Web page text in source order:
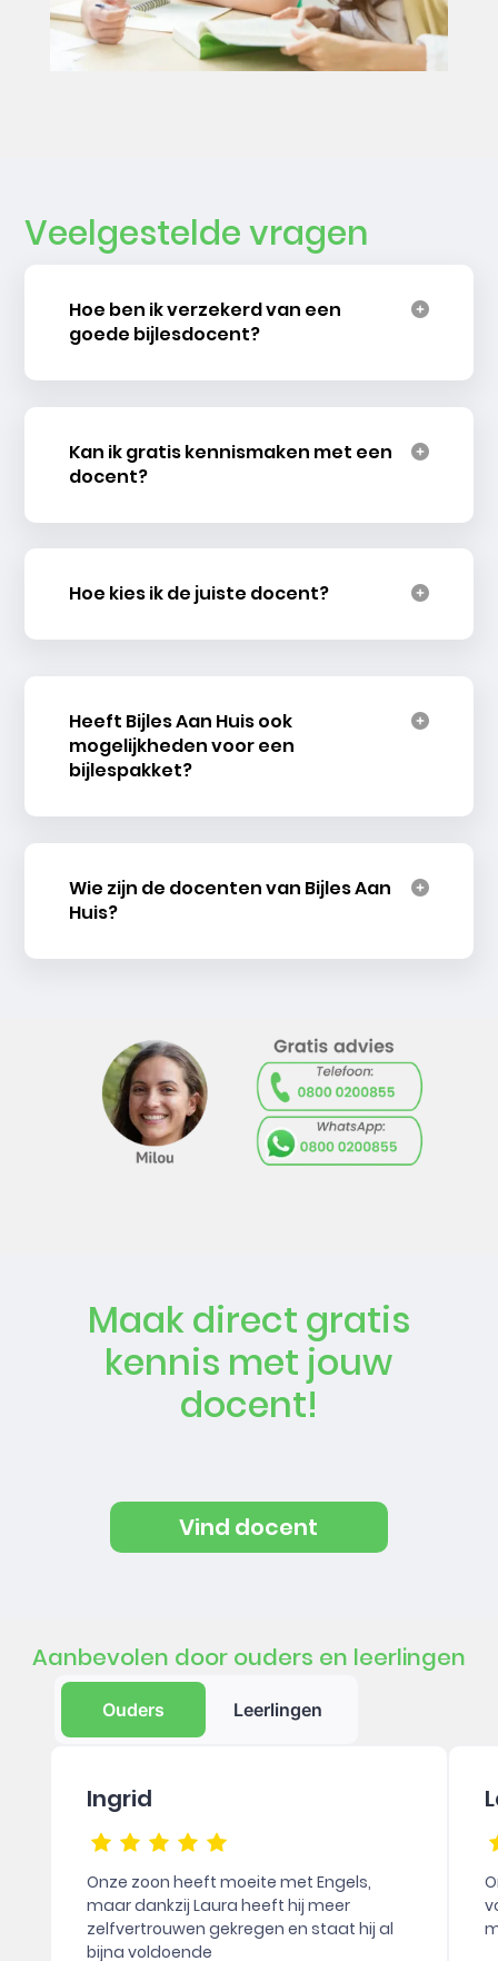
Veelgestelde vragen
Hoe ben ik verzekerd van een
goede bijlesdocent?
Kan ik gratis kennismaken met een
docent?
Hoe kies ik de juiste docent?
Heeft Bijles Aan Huis ook
mogelijkheden voor een
bijlespakket?
Wie zijn de docenten van Bijles Aan
Huis?
Maak direct gratis
kennis met jouw
docent!
Vind docent
Aanbevolen door ouders en leerlingen
Ouders Leerlingen
Ingrid
Onze zoon heeft moeite met Engels,
maar dankzij Laura heeft hij meer
zelfvertrouwen gekregen en staat hij al
bijna voldoende